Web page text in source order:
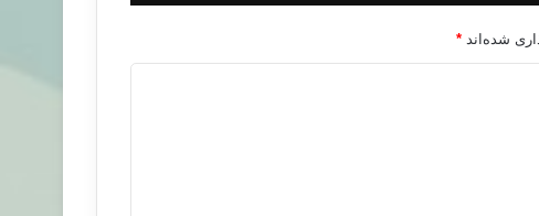
شده‌اند *